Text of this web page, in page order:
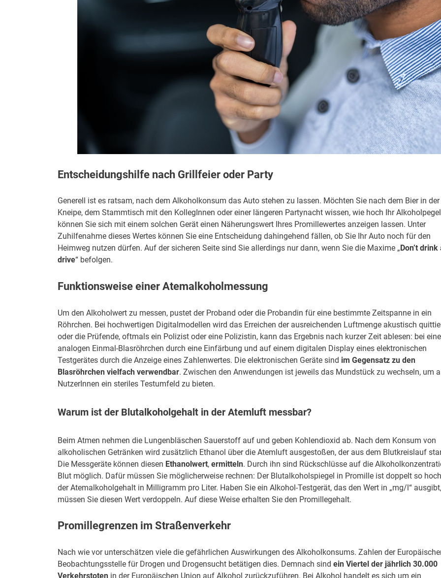
Entscheidungshilfe nach Grillfeier oder Party
Generell ist es ratsam, nach dem Alkoholkonsum das Auto stehen zu lassen. Möchten Sie nach dem Bier in der
Kneipe, dem Stammtisch mit den KollegInnen oder einer längeren Partynacht wissen, wie hoch Ihr
können Sie sich mit einem solchen Gerät einen Näherungswert Ihres Promillewertes anzeigen lassen. Unter
Zuhilfenahme dieses Wertes können Sie eine Entscheidung dahingehend fällen, ob Sie Ihr Auto noch für den
Heimweg nutzen dürfen. Auf der sicheren Seite sind Sie allerdings nur dann, wenn Sie die Maxime „ Don’t drink
drive“ befolgen.
Funktionsweise einer Atemalkoholmessung
Um den Alkoholwert zu messen, pustet der Proband oder die Probandin für eine bestimmte Zeitspanne in ein
Röhrchen. Bei hochwertigen Digitalmodellen wird das Erreichen der ausreichenden Luftmenge akustisch
oder die Prüfende, oftmals ein Polizist oder eine Polizistin, kann das Ergebnis nach kurzer Zeit ablesen: bei
analogen Einmal-Blasröhrchen durch eine Einfärbung und auf einem digitalen Display eines elektronischen
Testgerätes durch die Anzeige eines Zahlenwertes. Die elektronischen Geräte sind im Gegensatz zu den
Blasröhrchen vielfach verwendbar. Zwischen den Anwendungen ist jeweils das Mundstück zu wechseln, um
NutzerInnen ein steriles Testumfeld zu bieten.
Warum ist der Blutalkoholgehalt in der Atemluft messbar?
Beim Atmen nehmen die Lungenbläschen Sauerstoff auf und geben Kohlendioxid ab. Nach dem Konsum von
alkoholischen Getränken wird zusätzlich Ethanol über die Atemluft ausgestoßen, der aus dem Blutkreislauf
Die Messgeräte können diesen Ethanolwert, ermitteln. Durch ihn sind Rückschlüsse auf die
Blut möglich. Dafür müssen Sie möglicherweise rechnen: Der Blutalkoholspiegel in Promille ist doppelt so
der Atemalkoholgehalt in Milligramm pro Liter. Haben Sie ein Alkohol-Testgerät, das den Wert in „mg/l“ ausgibt,
müssen Sie diesen Wert verdoppeln. Auf diese Weise erhalten Sie den Promillegehalt.
Promillegrenzen im Straßenverkehr
Nach wie vor unterschätzen viele die gefährlichen Auswirkungen des Alkoholkonsums. Zahlen der
Beobachtungsstelle für Drogen und Drogensucht betätigen dies. Demnach sind ein Viertel der jährlich 30.000
Verkehrstoten in der Europäischen Union auf Alkohol zurückzuführen. Bei Alkohol handelt es sich um ein